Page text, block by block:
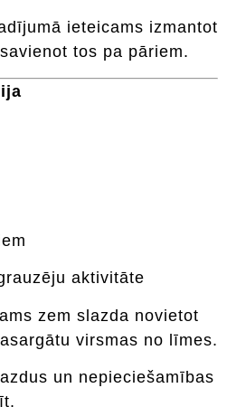
ieteicams izmantot
tos pa pāriem.
aktivitāte
zem slazda novietot
virsmas no līmes.
un nepieciešamības